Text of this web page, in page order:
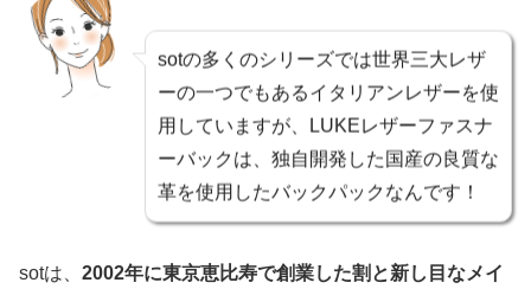
sotの多くのシリーズでは世界三大レザ
ーの一つでもあるイタリアンレザーを使
用していますが、LUKEレザーファスナ
ーバックは、独自開発した国産の良質な
革を使用したバックパックなんです！
sotは、 2002年に東京恵比寿で創業した割と新し目なメイ